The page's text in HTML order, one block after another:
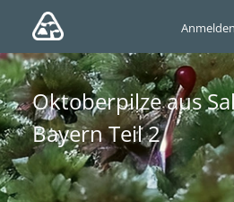
Anmelden
Oktoberpilze aus
Bayern Teil 2